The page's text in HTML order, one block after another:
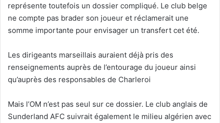
représente toutefois un dossier compliqué. Le club belge
ne compte pas brader son joueur et réclamerait une
somme importante pour envisager un transfert cet été.
Les dirigeants marseillais auraient déjà pris des
renseignements auprès de l’entourage du joueur ainsi
qu’auprès des responsables de Charleroi
Mais l’OM n’est pas seul sur ce dossier. Le club anglais de
Sunderland AFC suivrait également le milieu algérien avec